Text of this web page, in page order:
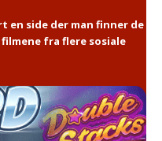
en side der man finner de
fra flere sosiale